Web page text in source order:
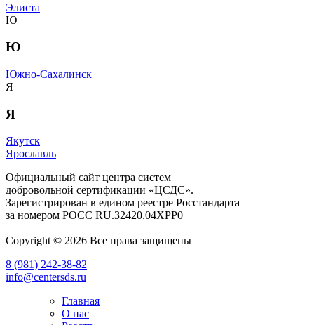
Элиста
Ю
Ю
Южно-Сахалинск
Я
Я
Якутск
Ярославль
Официальный сайт центра систем
добровольной сертификации «ЦСДС».
Зарегистрирован в едином реестре Росстандарта
за номером РОСС RU.З2420.04ХРР0
Copyright © 2026 Все права защищены
8 (981) 242-38-82
info@centersds.ru
Главная
О нас